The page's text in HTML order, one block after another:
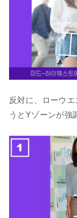
反対に、ローウ
うとYゾーンが強